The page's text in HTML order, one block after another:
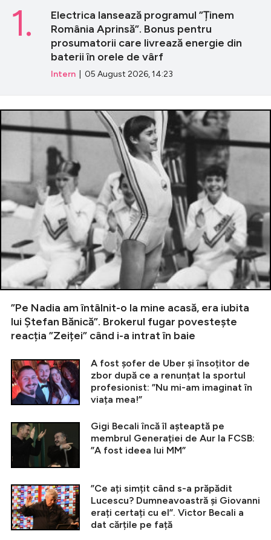
Electrica lansează programul ”Ținem
România Aprinsă”. Bonus pentru
prosumatorii care livrează energie din
baterii în orele de vârf
Intern | 05 August 2026, 14:23
1.
”Pe Nadia am întâlnit-o la mine acasă, era iubita
lui Ștefan Bănică”. Brokerul fugar povestește
reacția ”Zeiței” când i-a intrat în baie
A fost șofer de Uber și însoțitor de
zbor după ce a renunțat la sportul
profesionist: ”Nu mi-am imaginat în
viața mea!”
Gigi Becali încă îl așteaptă pe
membrul Generației de Aur la FCSB:
”A fost ideea lui MM”
”Ce ați simțit când s-a prăpădit
Lucescu? Dumneavoastră și Giovanni
erați certați cu el”. Victor Becali a
dat cărțile pe față